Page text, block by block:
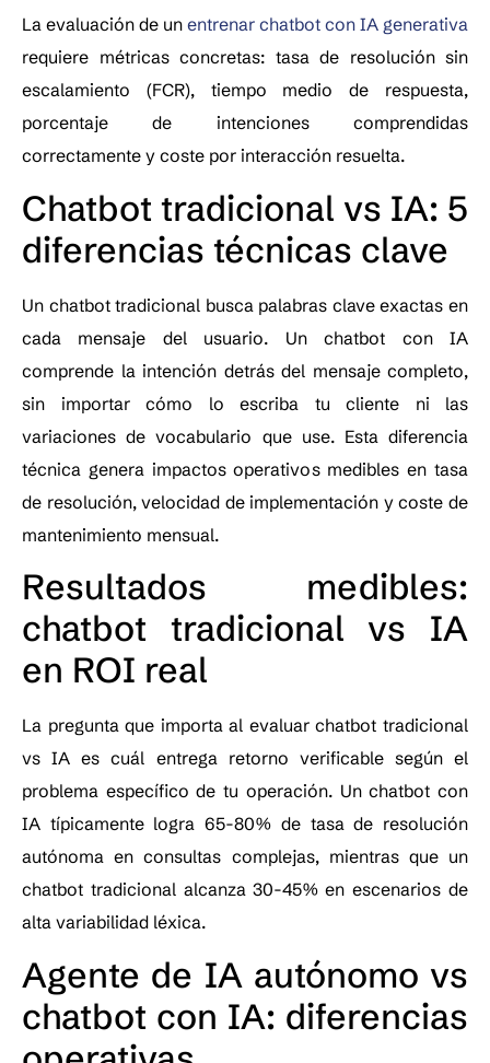
La evaluación de un entrenar chatbot con IA generativa
requiere métricas concretas: tasa de resolución sin
escalamiento (FCR), tiempo medio de respuesta,
porcentaje de intenciones comprendidas
correctamente y coste por interacción resuelta.
Chatbot tradicional vs IA: 5
diferencias técnicas clave
Un chatbot tradicional busca palabras clave exactas en
cada mensaje del usuario. Un chatbot con IA
comprende la intención detrás del mensaje completo,
sin importar cómo lo escriba tu cliente ni las
variaciones de vocabulario que use. Esta diferencia
técnica genera impactos operativos medibles en tasa
de resolución, velocidad de implementación y coste de
mantenimiento mensual.
Resultados medibles:
chatbot tradicional vs IA
en ROI real
La pregunta que importa al evaluar chatbot tradicional
vs IA es cuál entrega retorno verificable según el
problema específico de tu operación. Un chatbot con
IA típicamente logra 65-80% de tasa de resolución
autónoma en consultas complejas, mientras que un
chatbot tradicional alcanza 30-45% en escenarios de
alta variabilidad léxica.
Agente de IA autónomo vs
chatbot con IA: diferencias